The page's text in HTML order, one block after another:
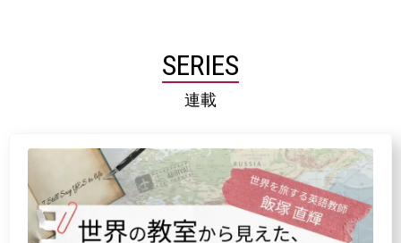
SERIES
連載